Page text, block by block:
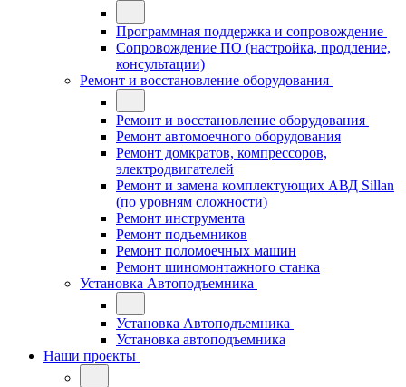
Программная поддержка и сопровождение
Сопровождение ПО (настройка, продление,
консультации)
Ремонт и восстановление оборудования
Ремонт и восстановление оборудования
Ремонт автомоечного оборудования
Ремонт домкратов, компрессоров,
электродвигателей
Ремонт и замена комплектующих АВД Sillan
(по уровням сложности)
Ремонт инструмента
Ремонт подъемников
Ремонт поломоечных машин
Ремонт шиномонтажного станка
Установка Автоподъемника
Установка Автоподъемника
Установка автоподъемника
Наши проекты